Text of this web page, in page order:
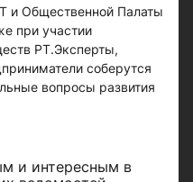
и Общественной Палаты
при участии
РТ.Эксперты,
соберутся
вопросы развития
и интересным в